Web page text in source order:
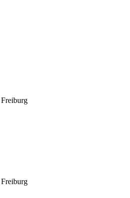
Freiburg
Freiburg